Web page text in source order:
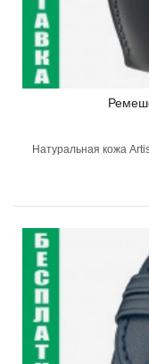
Натуральная кожа